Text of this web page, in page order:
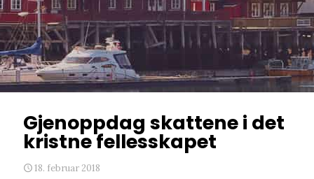
Gjenoppdag skattene i det
kristne fellesskapet
18. februar 2018